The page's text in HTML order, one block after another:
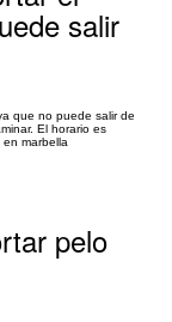
salir
que no puede salir de
El horario es
marbella
pelo